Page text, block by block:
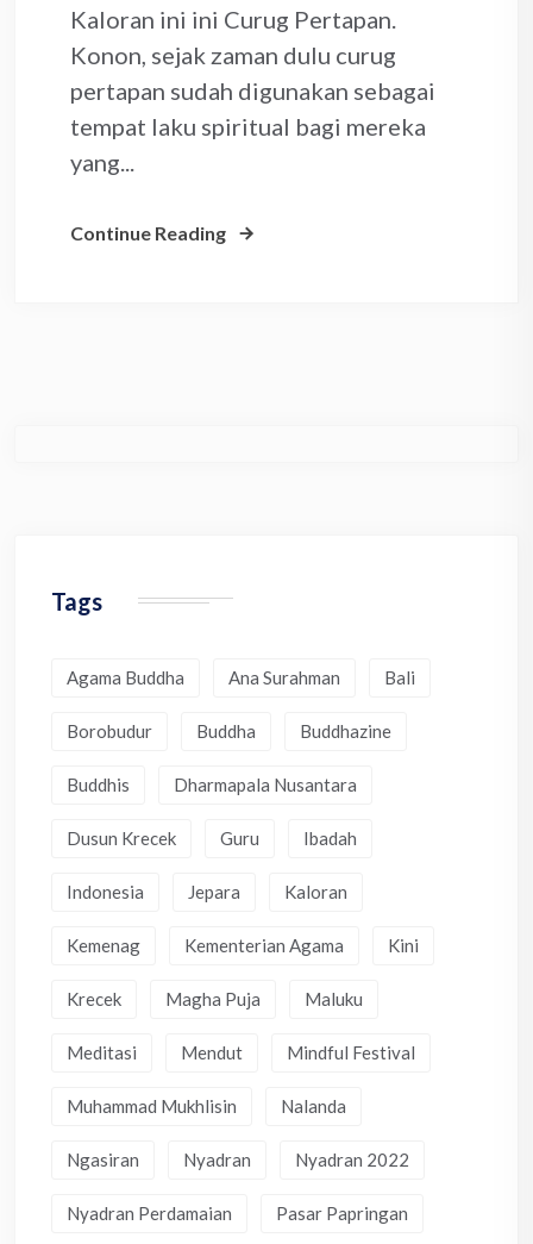
Kaloran ini ini Curug Pertapan.
Konon, sejak zaman dulu curug
pertapan sudah digunakan sebagai
tempat laku spiritual bagi mereka
yang...
Continue Reading
Tags
Agama Buddha Ana Surahman Bali
Borobudur Buddha Buddhazine
Buddhis Dharmapala Nusantara
Dusun Krecek Guru Ibadah
Indonesia Jepara Kaloran
Kemenag Kementerian Agama Kini
Krecek Magha Puja Maluku
Meditasi Mendut Mindful Festival
Muhammad Mukhlisin Nalanda
Ngasiran Nyadran Nyadran 2022
Nyadran Perdamaian Pasar Papringan